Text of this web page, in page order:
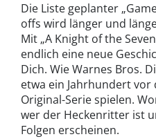
Die Liste geplanter
offs wird länger und
Mit „A Knight of the
endlich eine neue
Dich. Wie Warnes Bros.
etwa ein Jahrhundert vor
Original-Serie spielen.
wer der Heckenritter ist
Folgen erscheinen.